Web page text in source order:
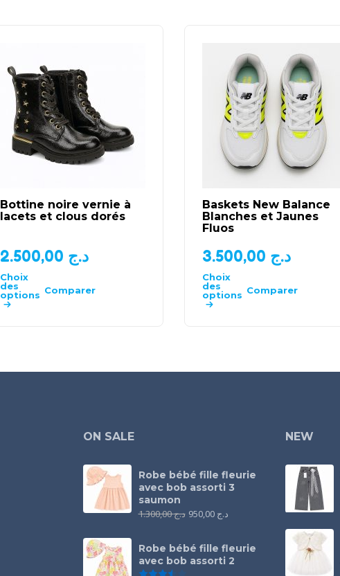
Bottine noire vernie à
lacets et clous dorés
د.ج
Choix
des
options Comparer
Baskets New Balance
Blanches et Jaunes
Fluos
د.ج
Choix
des
options Comparer
ON SALE
Robe bébé fille fleurie
avec bob assorti 3
saumon
د.ج1.300,00 د.ج 950,00
Robe bébé fille fleurie
avec bob assorti 2
NEW